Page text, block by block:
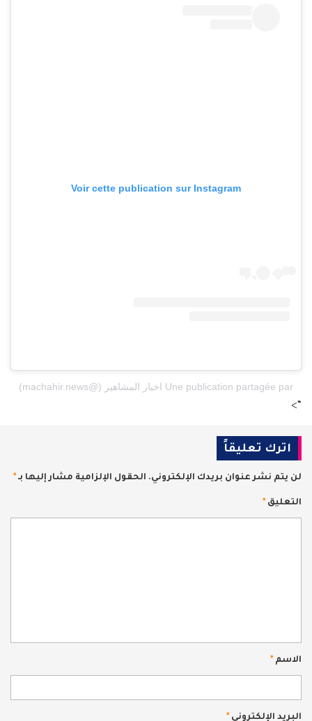
Voir cette publication sur Instagram
Une publication partagée par اخبار المشاهير (@machahir.news)
“>
اترك تعليقاً
لن يتم نشر عنوان بريدك الإلكتروني. الحقول الإلزامية مشار إليها بـ*
التعليق*
الاسم*
البريد الإلكتروني*